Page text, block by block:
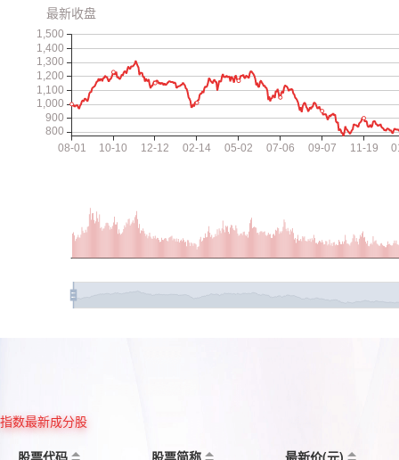
指数最新成分股
股票代码
股票简称 最新价(元)